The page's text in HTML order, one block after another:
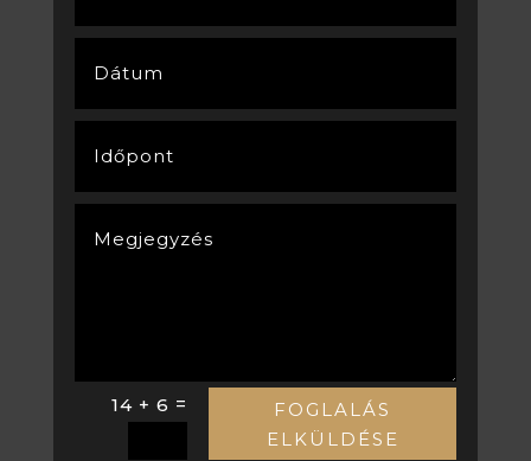
14 + 6 =
FOGLALÁS
ELKÜLDÉSE